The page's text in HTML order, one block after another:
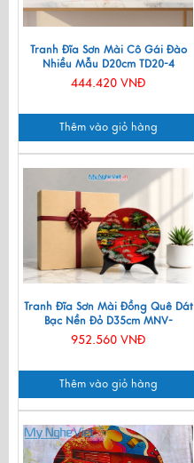
Tranh Đĩa Sơn Mài Cô Gái Đào
Nhiều Mẫu D20cm TD20-4
444.420 VNĐ
Thêm vào giỏ hàng
Tranh Đĩa Sơn Mài Đồng Quê Dát
Bạc Nền Đỏ D35cm MNV-
TSMD356-1.1
952.560 VNĐ
Thêm vào giỏ hàng